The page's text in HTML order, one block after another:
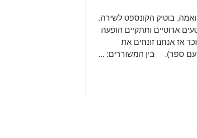
13/03 אנו סוגרים את פואמה, בוטיק הקונספט לשירה.
ארוטיים ותתקיים הופעה
אז אנחנו זונחים את
עם ספר). בין המשוררים: ...